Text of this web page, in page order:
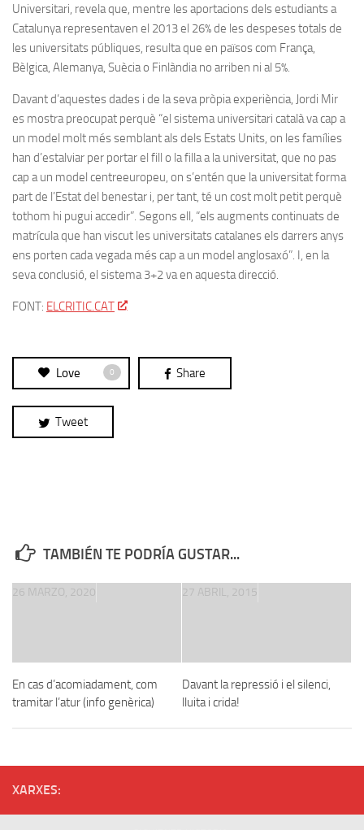
Universitari, revela que, mentre les aportacions dels estudiants a
Catalunya representaven el 2013 el 26% de les despeses totals de
les universitats públiques, resulta que en països com França,
Bèlgica, Alemanya, Suècia o Finlàndia no arriben ni al 5%.
Davant d’aquestes dades i de la seva pròpia experiència, Jordi Mir
es mostra preocupat perquè “el sistema universitari català va cap a
un model molt més semblant als dels Estats Units, on les famílies
han d’estalviar per portar el fill o la filla a la universitat, que no pas
cap a un model centreeuropeu, on s’entén que la universitat forma
part de l’Estat del benestar i, per tant, té un cost molt petit perquè
tothom hi pugui accedir”. Segons ell, “els augments continuats de
matrícula que han viscut les universitats catalanes els darrers anys
ens porten cada vegada més cap a un model anglosaxó”. I, en la
seva conclusió, el sistema 3+2 va en aquesta direcció.
FONT: ELCRITIC.CAT
Love 0 Share
Tweet
TAMBIÉN TE PODRÍA GUSTAR...
En cas d’acomiadament, com
tramitar l’atur (info genèrica)
26 MARZO, 2020
Davant la repressió i el silenci,
lluita i crida!
27 ABRIL, 2015
XARXES: